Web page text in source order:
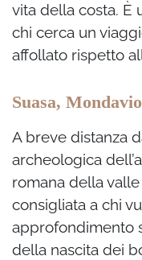
vita della costa. È
chi cerca un
affollato rispetto
Suasa,
A breve distanza
archeologica
romana della
consigliata a chi
approfondimento
della nascita dei